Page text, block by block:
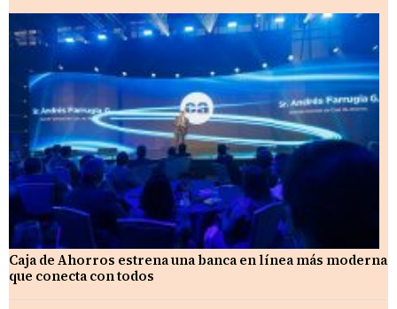
Caja de Ahorros estrena una banca en línea más moderna
que conecta con todos